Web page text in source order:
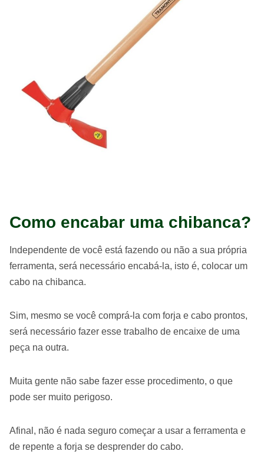
Como encabar uma chibanca?
Independente de você está fazendo ou não a sua própria
ferramenta, será necessário encabá-la, isto é, colocar um
cabo na chibanca.
Sim, mesmo se você comprá-la com forja e cabo prontos,
será necessário fazer esse trabalho de encaixe de uma
peça na outra.
Muita gente não sabe fazer esse procedimento, o que
pode ser muito perigoso.
Afinal, não é nada seguro começar a usar a ferramenta e
de repente a forja se desprender do cabo.